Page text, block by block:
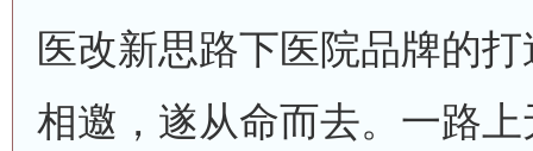
医改新思路下医院品牌的
相邀，遂从命而去。一路